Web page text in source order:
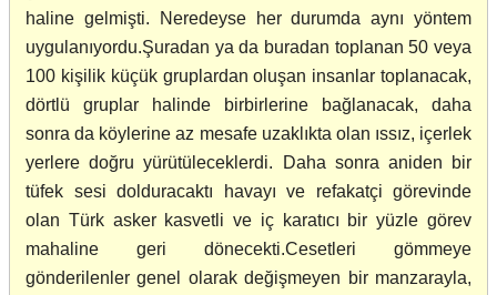
haline gelmişti. Neredeyse her durumda aynı yöntem
uygulanıyordu.Şuradan ya da buradan toplanan 50 veya
100 kişilik küçük gruplardan oluşan insanlar toplanacak,
dörtlü gruplar halinde birbirlerine bağlanacak, daha
sonra da köylerine az mesafe uzaklıkta olan ıssız, içerlek
yerlere doğru yürütüleceklerdi. Daha sonra aniden bir
tüfek sesi dolduracaktı havayı ve refakatçi görevinde
olan Türk asker kasvetli ve iç karatıcı bir yüzle görev
mahaline geri dönecekti.Cesetleri gömmeye
gönderilenler genel olarak değişmeyen bir manzarayla,